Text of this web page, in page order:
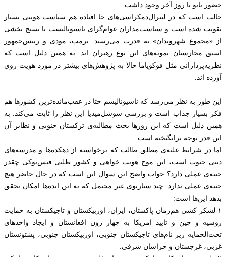
حضور ناتو تا روز آخر وجود داشت.
جالب است که در لیبرال‌دمکراسی‌های جا افتاده هم سیاست هویتی بسیار
تقویت شده است و سیاست‌مداران عوام‌گرای ناسیونالیست با بسیج بخشی
از «مجموع شهروندان» به قدرت می‌رسند. ترمپ، مودی و رییس‌جمهور
اسبق مجارستان نمونه‌های این نوع رهبران اند. به همین دلیل است که
نظریه‌پردازانی مثل فوکو‌یاما حالا به پژوهش‌های بیشتر در مورد هویت روی
آورده اند.
این طور به نظر می‌رسد که ناسیونالیسم حتا در عقب‌مانده‌ترین کشورها هم
فکر بسیار جذاب است و بررسی سوشل‌میدیا این نظر را ثابت می‌کند. به
همین دلیل است که این روزها بحث مطالبه‌ی ترکستان جنوبی و‌ نظایر آن
این قدر توجه برانگیخته است.
اما در شرایط غلبه‌ی مطلق طالب که برخواسته از دهکده‌ها و‌ مدرسه‌های
دینی جنوب است، این موج هویت ‌خواهی و‌ کشور طلبی فیس‌بوکی چقدر
جنبه‌ی عملی دارد؟ جواب واضح این سوال این است که در حال حاضر هیچ
جنبه‌ی عملی ندارد. چند سناریوی غیر محتمل که به این ایده‌ها امکان تحقق
بدهد این‌ها است:
۱-لشکر کشی هم‌زمان پاکستان، ایران، اوزبیکستان و تاجیکستان به حمایت
روسیه و چین و تایید امریکا به چهار زون افغانستان و ایجاد واحد‌های
تحت‌الحمایه زیر نام‌های تاجیکستان جنوبی، اوزبیکستان جنوبی، پشتونستان
غربی، غرجستان و‌ خراسان شرقی.